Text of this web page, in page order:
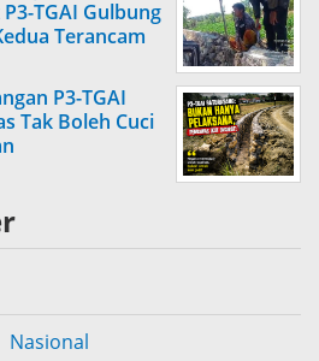
TGAI Gulbung
Terancam
P3-TGAI
Tak Boleh Cuci
Nasional